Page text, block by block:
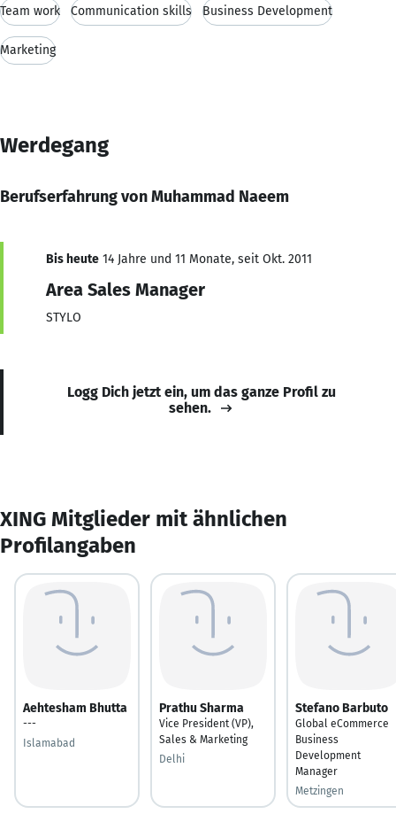
Team work Communication skills Business Development
Marketing
Werdegang
Berufserfahrung von Muhammad Naeem
Bis heute 14 Jahre und 11 Monate, seit Okt. 2011
Area Sales Manager
STYLO
Logg Dich jetzt ein, um das ganze Profil zu
sehen.
XING Mitglieder mit ähnlichen
Profilangaben
Aehtesham Bhutta
---
Islamabad
Prathu Sharma
Vice President (VP),
Sales & Marketing
Delhi
Stefano Barbuto
Global eCommerce
Business
Development
Manager
Metzingen